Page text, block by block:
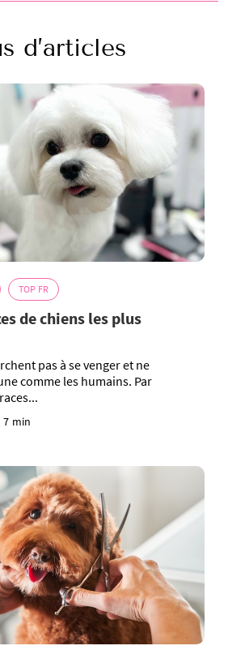
d’articles
TOP FR
de chiens les plus
pas à se venger et ne
comme les humains. Par
7 min